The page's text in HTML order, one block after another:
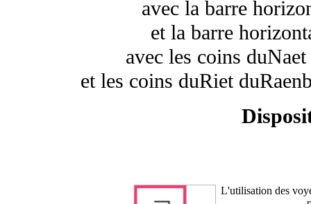
avec la barre
et la barre
avec les coins duNa
et les coins duRiet duRaen
L'utilisation des